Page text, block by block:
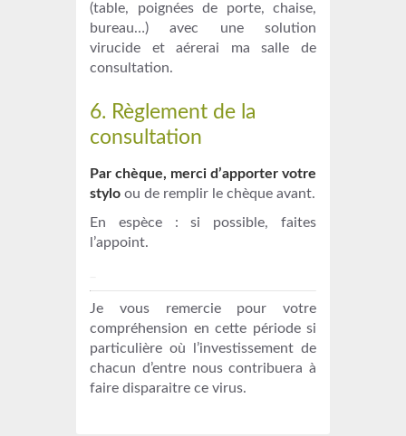
(table, poignées de porte, chaise,
bureau…) avec une solution
virucide et aérerai ma salle de
consultation.
6. Règlement de la
consultation
Par chèque, merci d’apporter votre
stylo ou de remplir le chèque avant.
En espèce : si possible, faites
l’appoint.
Je vous remercie pour votre
compréhension en cette période si
particulière où l’investissement de
chacun d’entre nous contribuera à
faire disparaitre ce virus.